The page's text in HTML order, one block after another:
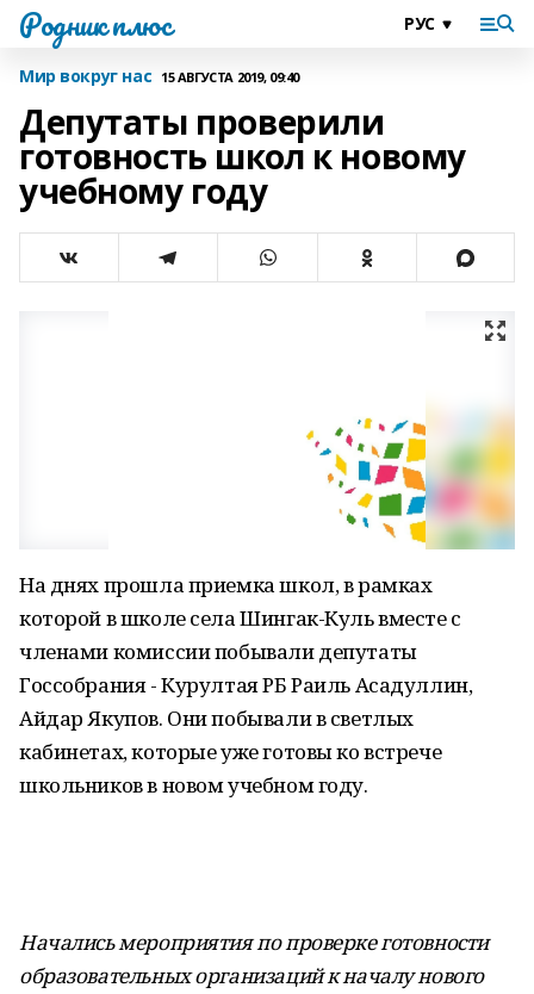
Родник плюс
Мир вокруг нас 15 АВГУСТА 2019, 09:40
Депутаты проверили
готовность школ к новому
учебному году
На днях прошла приемка школ, в рамках
которой в школе села Шингак-Куль вместе с
членами комиссии побывали депутаты
Госсобрания - Курултая РБ Раиль Асадуллин,
Айдар Якупов. Они побывали в светлых
кабинетах, которые уже готовы ко встрече
школьников в новом учебном году.
Начались мероприятия по проверке готовности
образовательных организаций к началу нового